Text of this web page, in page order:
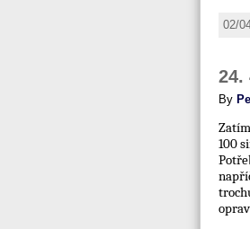
02/
24.
By
100